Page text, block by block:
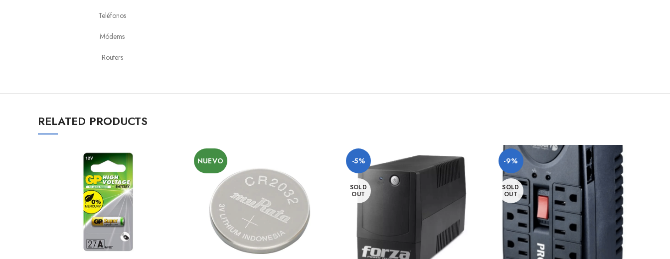
Teléfonos
Módems
Routers
RELATED PRODUCTS
NUEVO -5%
SOLD
OUT
-9%
SOLD
OUT